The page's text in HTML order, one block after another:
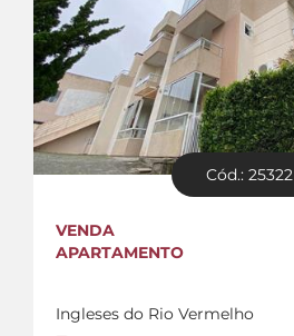
Cód.: 25322
VENDA
APARTAMENTO
Ingleses do Rio Vermelho